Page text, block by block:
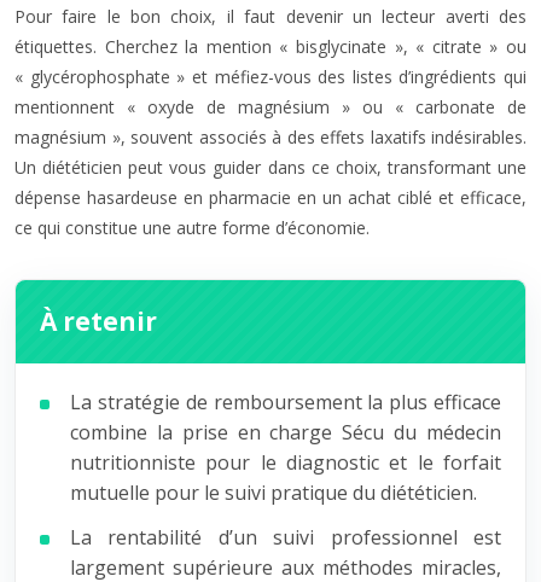
Pour faire le bon choix, il faut devenir un lecteur averti des
étiquettes. Cherchez la mention « bisglycinate », « citrate » ou
« glycérophosphate » et méfiez-vous des listes d’ingrédients qui
mentionnent « oxyde de magnésium » ou « carbonate de
magnésium », souvent associés à des effets laxatifs indésirables.
Un diététicien peut vous guider dans ce choix, transformant une
dépense hasardeuse en pharmacie en un achat ciblé et efficace,
ce qui constitue une autre forme d’économie.
À retenir
La stratégie de remboursement la plus efficace
combine la prise en charge Sécu du médecin
nutritionniste pour le diagnostic et le forfait
mutuelle pour le suivi pratique du diététicien.
La rentabilité d’un suivi professionnel est
largement supérieure aux méthodes miracles,